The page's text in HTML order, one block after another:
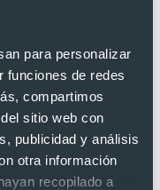
para personalizar
funciones de redes
compartimos
sitio web con
publicidad y análisis
otra información
recopilado a
Bandoleras